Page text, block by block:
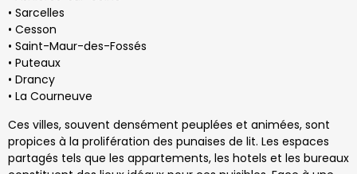
• Sarcelles
• Cesson
• Saint-Maur-des-Fossés
• Puteaux
• Drancy
• La Courneuve
Ces villes, souvent densément peuplées et animées, sont
propices à la prolifération des punaises de lit. Les espaces
partagés tels que les appartements, les hotels et les bureaux